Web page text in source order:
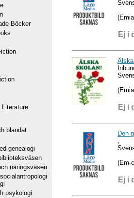
Böcker
Literature
blandat
genealogi
näringsväsen
psykologi
Ej i
Ej i
Den
(Em-
Ej i